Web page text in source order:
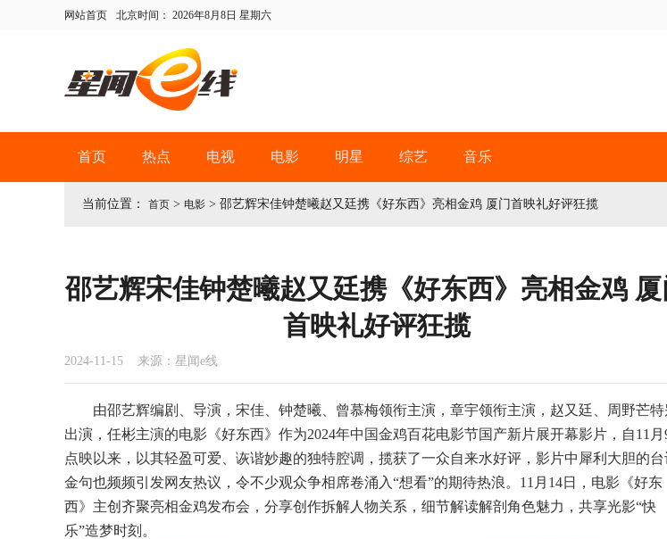
网站首页 北京时间： 2026年8月8日 星期六
首页 热点 电视 电影 明星 综艺 音乐
当前位置： 首页 > 电影 > 邵艺辉宋佳钟楚曦赵又廷携《好东西》亮相金鸡 厦门首映礼好评狂揽
邵艺辉宋佳钟楚曦赵又廷携《好东西》亮相金鸡 厦
首映礼好评狂揽
2024-11-15 来源：星闻e线
由邵艺辉编剧、导演，宋佳、钟楚曦、曾慕梅领衔主演，章宇领衔主演，赵又廷、周野芒特
出演，任彬主演的电影《好东西》作为2024年中国金鸡百花电影节国产新片展开幕影片，自11月
点映以来，以其轻盈可爱、诙谐妙趣的独特腔调，揽获了一众自来水好评，影片中犀利大胆的台
金句也频频引发网友热议，令不少观众争相席卷涌入“想看”的期待热浪。11月14日，电影《好东
西》主创齐聚亮相金鸡发布会，分享创作拆解人物关系，细节解读解剖角色魅力，共享光影“快
乐”造梦时刻。